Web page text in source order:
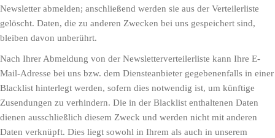
Newsletter abmelden; anschließend werden sie aus der Verteilerliste
gelöscht. Daten, die zu anderen Zwecken bei uns gespeichert sind,
bleiben davon unberührt.
Nach Ihrer Abmeldung von der Newsletterverteilerliste kann Ihre E-
Mail-Adresse bei uns bzw. dem Diensteanbieter gegebenenfalls in einer
Blacklist hinterlegt werden, sofern dies notwendig ist, um künftige
Zusendungen zu verhindern. Die in der Blacklist enthaltenen Daten
dienen ausschließlich diesem Zweck und werden nicht mit anderen
Daten verknüpft. Dies liegt sowohl in Ihrem als auch in unserem